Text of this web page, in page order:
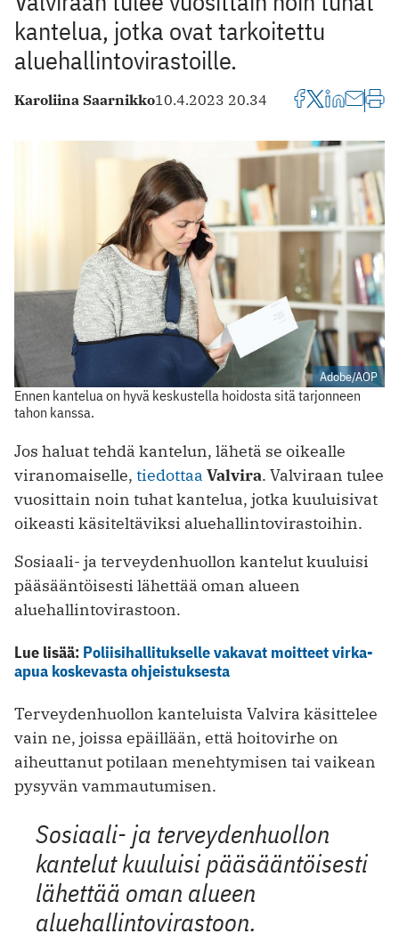
kantelua, jotka ovat tarkoitettu
aluehallintovirastoille.
Karoliina Saarnikko10.4.2023 20.34
Adobe/AOP
Ennen kantelua on hyvä keskustella hoidosta sitä tarjonneen
tahon kanssa.
Jos haluat tehdä kantelun, lähetä se oikealle
viranomaiselle, tiedottaa Valvira. Valviraan tulee
vuosittain noin tuhat kantelua, jotka kuuluisivat
oikeasti käsiteltäviksi aluehallintovirastoihin.
Sosiaali- ja terveydenhuollon kantelut kuuluisi
pääsääntöisesti lähettää oman alueen
aluehallintovirastoon.
Lue lisää: Poliisihallitukselle vakavat moitteet virka-
apua koskevasta ohjeistuksesta
Terveydenhuollon kanteluista Valvira käsittelee
vain ne, joissa epäillään, että hoitovirhe on
aiheuttanut potilaan menehtymisen tai vaikean
pysyvän vammautumisen.
Sosiaali- ja terveydenhuollon
kantelut kuuluisi pääsääntöisesti
lähettää oman alueen
aluehallintovirastoon.